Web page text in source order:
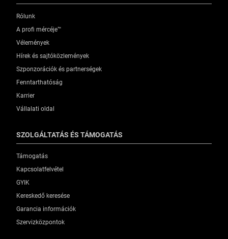
Rólunk
A profi mércéje™
Vélemények
Hírek és sajtóközlemények
Szponzorációk és partnerségek
Fenntarthatóság
Karrier
Vállalati oldal
SZOLGÁLTATÁS ÉS TÁMOGATÁS
Támogatás
Kapcsolatfelvétel
GYIK
Kereskedő keresése
Garancia információk
Szervizközpontok